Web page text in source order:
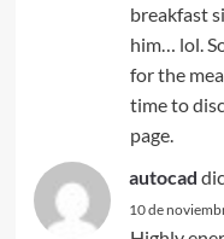
breakfast
him… lol.
for the
time to
page.
autocad
10 de